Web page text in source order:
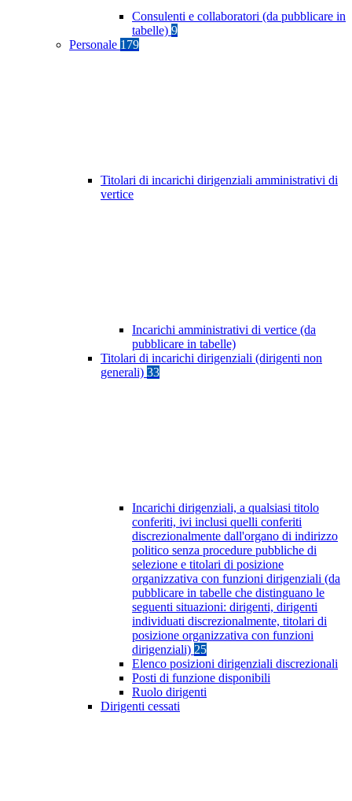
Consulenti e collaboratori (da pubblicare in
tabelle) 9
Personale 179
Titolari di incarichi dirigenziali amministrativi di
vertice
Incarichi amministrativi di vertice (da
pubblicare in tabelle)
Titolari di incarichi dirigenziali (dirigenti non
generali) 33
Incarichi dirigenziali, a qualsiasi titolo
conferiti, ivi inclusi quelli conferiti
discrezionalmente dall'organo di indirizzo
politico senza procedure pubbliche di
selezione e titolari di posizione
organizzativa con funzioni dirigenziali (da
pubblicare in tabelle che distinguano le
seguenti situazioni: dirigenti, dirigenti
individuati discrezionalmente, titolari di
posizione organizzativa con funzioni
dirigenziali) 25
Elenco posizioni dirigenziali discrezionali
Posti di funzione disponibili
Ruolo dirigenti
Dirigenti cessati